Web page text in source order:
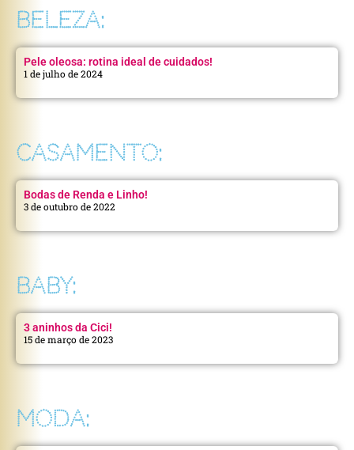
BELEZA:
Pele oleosa: rotina ideal de cuidados!
1 de julho de 2024
CASAMENTO:
Bodas de Renda e Linho!
3 de outubro de 2022
BABY:
3 aninhos da Cici!
15 de março de 2023
MODA: